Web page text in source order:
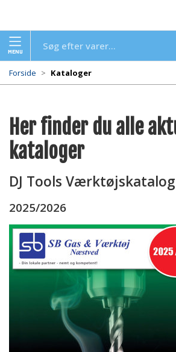
MENU
Forside Kataloger
Her finder du alle
kataloger
DJ Tools Værktøjskatalog
2025/2026